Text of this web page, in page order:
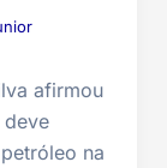
afirmou
na